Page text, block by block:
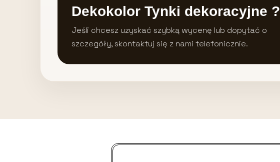
Dekokolor Tynki dekoracyjne ?
Jeśli chcesz uzyskać szybką wycenę lub dopytać o
szczegóły, skontaktuj się z nami telefonicznie.